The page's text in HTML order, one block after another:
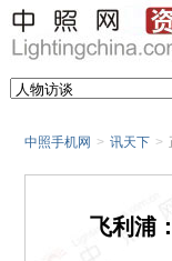
中照手机网 > 讯天下 >
飞利浦